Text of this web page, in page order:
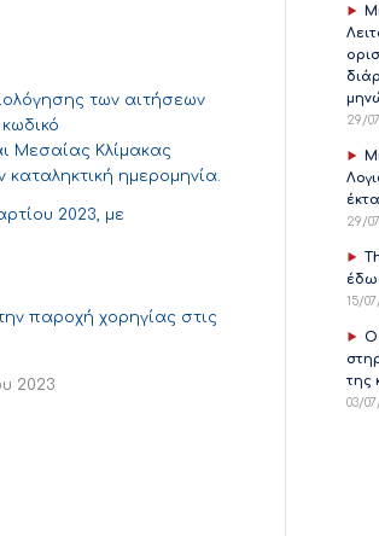
των αιτήσεων
Μεσαίας Κλίμακας
ημερομηνία.
2023, με
παροχή χορηγίας στις
2023
29/
29/
15/
Ο
της
03/